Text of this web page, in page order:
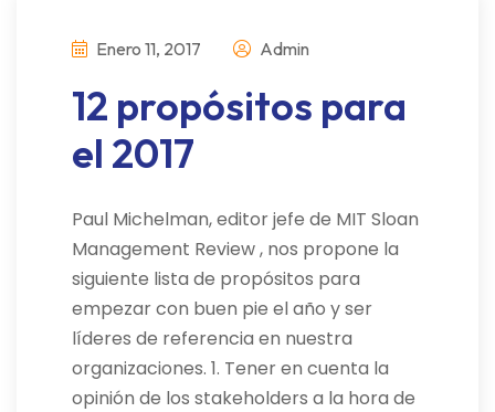
Enero 11, 2017 Admin
12 propósitos para
el 2017
Paul Michelman, editor jefe de MIT Sloan
Management Review , nos propone la
siguiente lista de propósitos para
empezar con buen pie el año y ser
líderes de referencia en nuestra
organizaciones. 1. Tener en cuenta la
opinión de los stakeholders a la hora de